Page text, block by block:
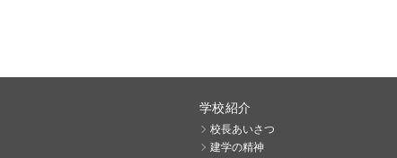
学校紹介
校長あいさつ
建学の精神